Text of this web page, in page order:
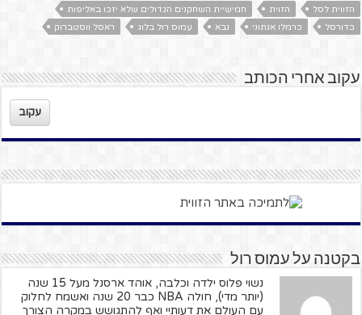
הזווית לסל
הזוית
חמישיית השחקנים הגדולים שלא יזכו באליפות
כדורסל
כרמלו אנתוני נבא עמוס רול בלוג ראסל ווסטברוק
עקוב אחרי הכותב
עקוב
בקטנה על עמוס רול
נשוי פלוס ילדה וכלבה, אוהד ארסנל מעל 15 שנה
(יותר מדי), חולה NBA כבר 20 שנה ואשמח לחלוק
עם העולם את דעותיי ואף להתגושש במקרה הצורך